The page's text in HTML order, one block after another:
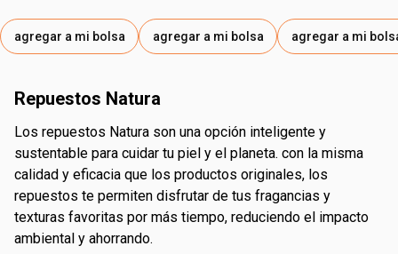
agregar a mi bolsa agregar a mi bolsa agregar a mi
repuestos Natura
los repuestos Natura son una opción inteligente y
sustentable para cuidar tu piel y el planeta. con la misma
calidad y eficacia que los productos originales, los
repuestos te permiten disfrutar de tus fragancias y
texturas favoritas por más tiempo, reduciendo el impacto
ambiental y ahorrando.